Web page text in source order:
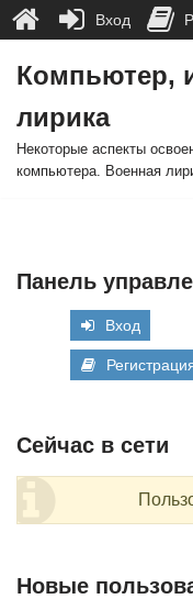
к
содержимому
Компьютер,
лирика
Некоторые аспекты
компьютера. Военная
Панель
Вход
Сейчас в сети
Новые
Вход